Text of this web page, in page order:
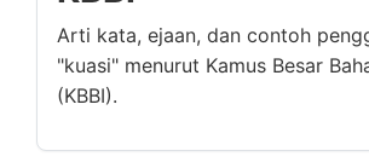
Arti kata, ejaan, dan contoh
"kuasi" menurut Kamus Besar
(KBBI).